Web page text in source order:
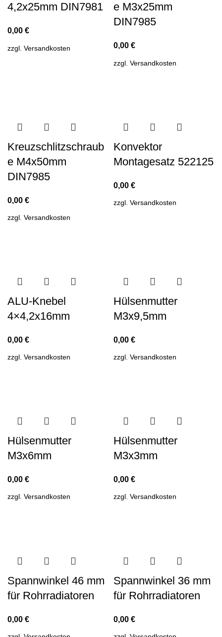
4,2x25mm DIN7981
0,00 €
zzgl. Versandkosten
e M3x25mm
DIN7985
0,00 €
zzgl. Versandkosten
Kreuzschlitzschraub
e M4x50mm
DIN7985
0,00 €
zzgl. Versandkosten
Konvektor
Montagesatz 522125
0,00 €
zzgl. Versandkosten
ALU-Knebel
4×4,2x16mm
0,00 €
zzgl. Versandkosten
Hülsenmutter
M3x9,5mm
0,00 €
zzgl. Versandkosten
Hülsenmutter
M3x6mm
0,00 €
zzgl. Versandkosten
Hülsenmutter
M3x3mm
0,00 €
zzgl. Versandkosten
Spannwinkel 46 mm
für Rohrradiatoren
0,00 €
Spannwinkel 36 mm
für Rohrradiatoren
0,00 €